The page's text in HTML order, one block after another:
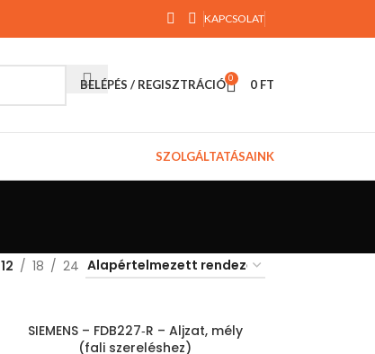
KAPCSOLAT
BELÉPÉS / REGISZTRÁCIÓ 0 0 FT
SZOLGÁLTATÁSAINK
12 18 24
SIEMENS – FDB227‑R – Aljzat, mély
(fali szereléshez)